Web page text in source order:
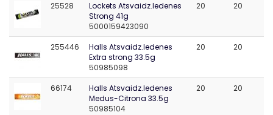
25528
Lockets Atsvaidz.ledenes
Strong 41g
5000159423090
20 20
255446
Halls Atsvaidz.ledenes
Extra strong 33.5g
50985098
20 20
66174
Halls Atsvaidz.ledenes
Medus-Citrona 33.5g
50985104
20 20